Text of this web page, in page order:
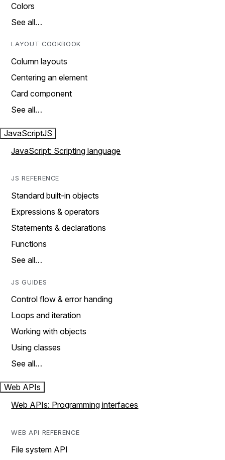
Colors
See all…
LAYOUT COOKBOOK
Column layouts
Centering an element
Card component
See all…
JavaScriptJS
JavaScript: Scripting language
JS REFERENCE
Standard built-in objects
Expressions & operators
Statements & declarations
Functions
See all…
JS GUIDES
Control flow & error handing
Loops and iteration
Working with objects
Using classes
See all…
Web APIs
Web APIs: Programming interfaces
WEB API REFERENCE
File system API